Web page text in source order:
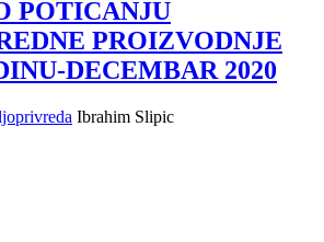
POTICANJU
PROIZVODNJE
DECEMBAR 2020
Ibrahim Slipic